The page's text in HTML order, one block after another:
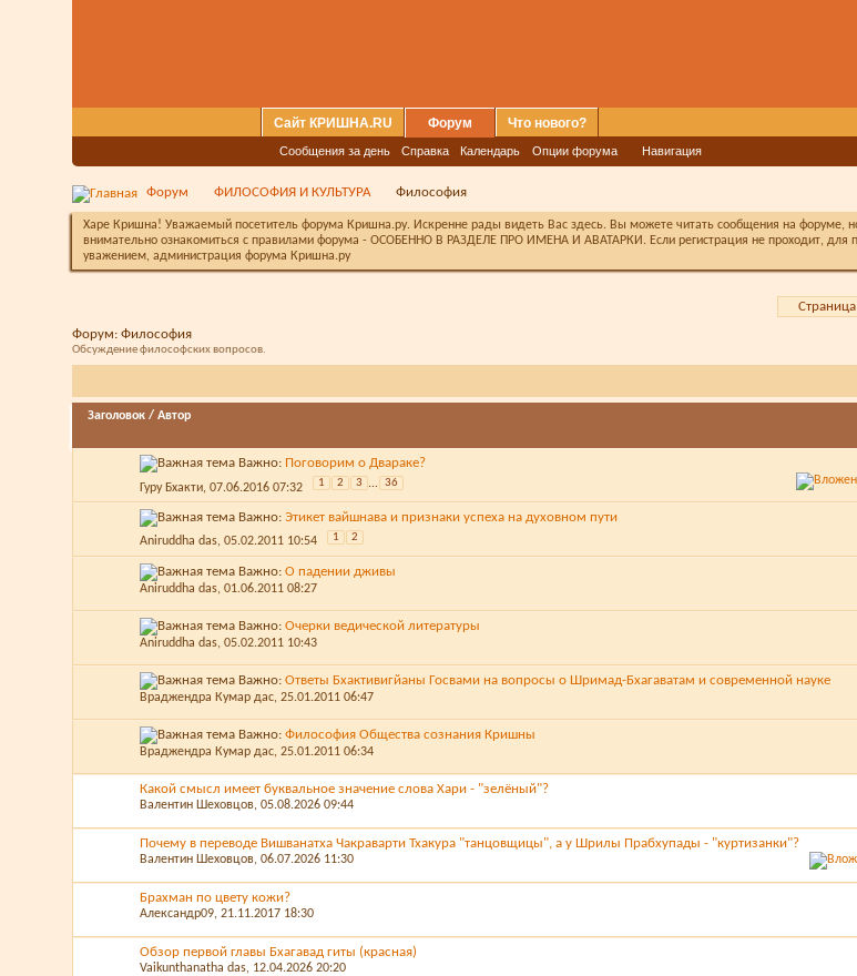
Сайт КРИШНА.RU Форум
Сообщения за день Справка Календарь Опции форума Навигация
Что нового?
Форум ФИЛОСОФИЯ И КУЛЬТУРА Философия
Харе Кришна! Уважаемый посетитель форума Кришна.ру. Искренне рады видеть Вас здесь. Вы можете читать сообщения на форуме,
внимательно ознакомиться с правилами форума - ОСОБЕННО В РАЗДЕЛЕ ПРО ИМЕНА И АВАТАРКИ. Если регистрация не проходит, для
уважением, администрация форума Кришна.ру
Форум: Философия
Обсуждение философских вопросов.
Заголовок / Автор
Важно: Поговорим о Двараке?
Гуру Бхакти, 07.06.2016 07:32 1 2 3 ... 36
Важно: Этикет вайшнава и признаки успеха на духовном пути
Aniruddha das, 05.02.2011 10:54 1 2
Важно: О падении дживы
Aniruddha das, 01.06.2011 08:27
Важно: Очерки ведической литературы
Aniruddha das, 05.02.2011 10:43
Важно: Ответы Бхактивигйаны Госвами на вопросы о Шримад-Бхагаватам и современной науке
Враджендра Кумар дас, 25.01.2011 06:47
Важно: Философия Общества сознания Кришны
Враджендра Кумар дас, 25.01.2011 06:34
Какой смысл имеет буквальное значение слова Хари - "зелёный"?
Валентин Шеховцов, 05.08.2026 09:44
Почему в переводе Вишванатха Чакраварти Тхакура "танцовщицы", а у Шрилы Прабхупады - "куртизанки"?
Валентин Шеховцов, 06.07.2026 11:30
Брахман по цвету кожи?
Александр09, 21.11.2017 18:30
Обзор первой главы Бхагавад гиты (красная)
Vaikunthanatha das, 12.04.2026 20:20